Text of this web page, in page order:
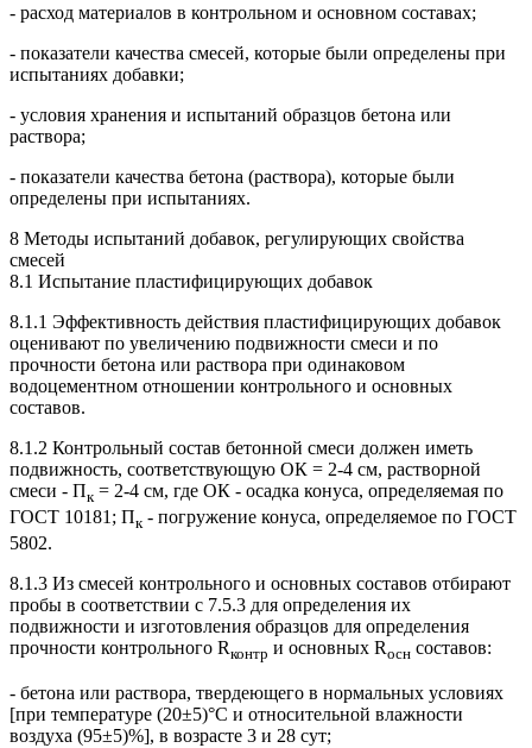
- расход материалов в контрольном и основном составах;
- показатели качества смесей, которые были определены при
испытаниях добавки;
- условия хранения и испытаний образцов бетона или
раствора;
- показатели качества бетона (раствора), которые были
определены при испытаниях.
8 Методы испытаний добавок, регулирующих свойства
смесей
8.1 Испытание пластифицирующих добавок
8.1.1 Эффективность действия пластифицирующих добавок
оценивают по увеличению подвижности смеси и по
прочности бетона или раствора при одинаковом
водоцементном отношении контрольного и основных
составов.
8.1.2 Контрольный состав бетонной смеси должен иметь
подвижность, соответствующую ОК = 2-4 см, растворной
смеси - Пк = 2-4 см, где ОК - осадка конуса, определяемая по
ГОСТ 10181; Пк - погружение конуса, определяемое по ГОСТ
5802.
8.1.3 Из смесей контрольного и основных составов отбирают
пробы в соответствии с 7.5.3 для определения их
подвижности и изготовления образцов для определения
прочности контрольного Rконтр и основных Rосн составов:
- бетона или раствора, твердеющего в нормальных условиях
[при температуре (20±5)°С и относительной влажности
воздуха (95±5)%], в возрасте 3 и 28 сут;